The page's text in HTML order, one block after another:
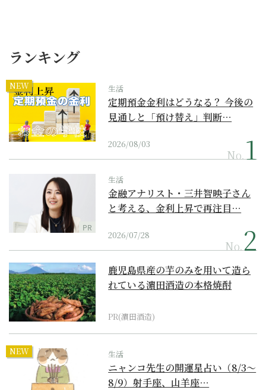
ランキング
NEW 生活
定期預金金利はどうなる？ 今後の
見通しと「預け替え」判断…
2026/08/03
No.
PR
生活
金融アナリスト・三井智映子さん
と考える、金利上昇で再注目…
2026/07/28
No.
鹿児島県産の芋のみを用いて造ら
れている濵田酒造の本格焼酎
PR(濵田酒造)
NEW 生活
ニャンコ先生の開運星占い（8/3～
8/9）射手座、山羊座…